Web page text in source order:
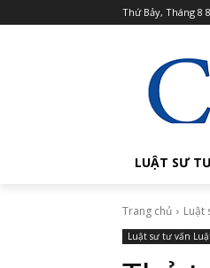
Thứ Bảy, Tháng 8
LUẬT SƯ
Trang chủ Luật
Luật sư tư vấn